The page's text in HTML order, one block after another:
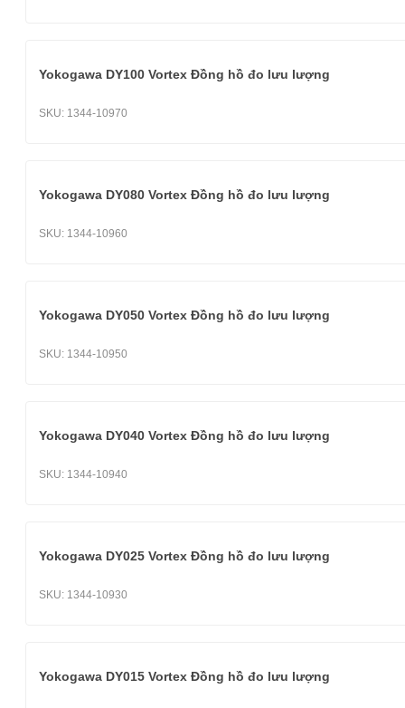
Yokogawa DY100 Vortex Đồng hồ đo lưu lượng
SKU: 1344-10970
Yokogawa DY080 Vortex Đồng hồ đo lưu lượng
SKU: 1344-10960
Yokogawa DY050 Vortex Đồng hồ đo lưu lượng
SKU: 1344-10950
Yokogawa DY040 Vortex Đồng hồ đo lưu lượng
SKU: 1344-10940
Yokogawa DY025 Vortex Đồng hồ đo lưu lượng
SKU: 1344-10930
Yokogawa DY015 Vortex Đồng hồ đo lưu lượng